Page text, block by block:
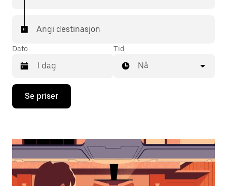
Angi destinasjon
Dato
Trykk
piltast
åpne
og
velge
Tid
Nå
Se priser